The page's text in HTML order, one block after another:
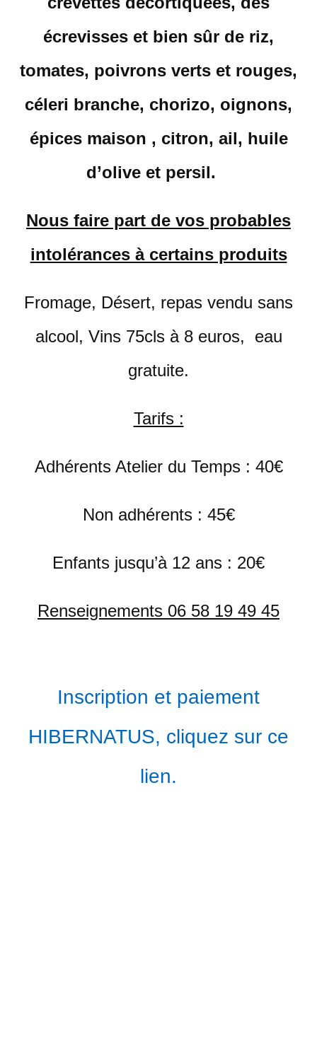
écrevisses et bien sûr de riz,
tomates, poivrons verts et rouges,
céleri branche, chorizo, oignons,
épices maison , citron, ail, huile
d’olive et persil.
Nous faire part de vos probables
intolérances à certains produits
Fromage, Désert, repas vendu sans
alcool, Vins 75cls à 8 euros, eau
gratuite.
Tarifs :
Adhérents Atelier du Temps : 40€
Non adhérents : 45€
Enfants jusqu’à 12 ans : 20€
Renseignements 06 58 19 49 45
Inscription et paiement
HIBERNATUS, cliquez sur ce
lien.